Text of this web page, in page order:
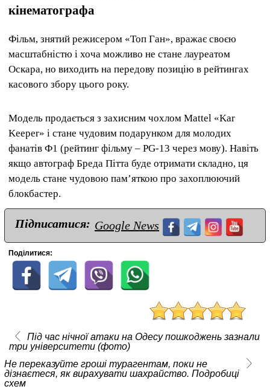
кінематографа
Фільм, знятий режисером «Топ Ган», вражає своєю
масштабністю і хоча можливо не стане лауреатом
Оскара, но виходить на передову позицію в рейтингах
касового збору цього року.
Модель продається з захисним чохлом Mattel «Kar
Keeper» і стане чудовим подарунком для молодих
фанатів Ф1 (рейтинг фільму – PG-13 через мову). Навіть
якщо автограф Бреда Пітта буде отримати складно, ця
модель стане чудовою пам’яткою про захоплюючий
блокбастер.
Підписатися: Google News
Поділитися:
Під час нічної атаки на Одесу пошкоджень зазнали
три університети (фото)
Не переказуйте гроші турагентам, поки не
дізнаєтеся, як вирахувати шахрайство. Подробиці
схем